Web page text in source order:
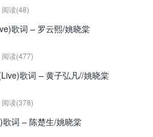
阅读(48)
歌词 – 罗云熙/姚晓棠
阅读(477)
歌词 – 黄子弘凡//姚晓棠
阅读(378)
词 – 陈楚生/姚晓棠